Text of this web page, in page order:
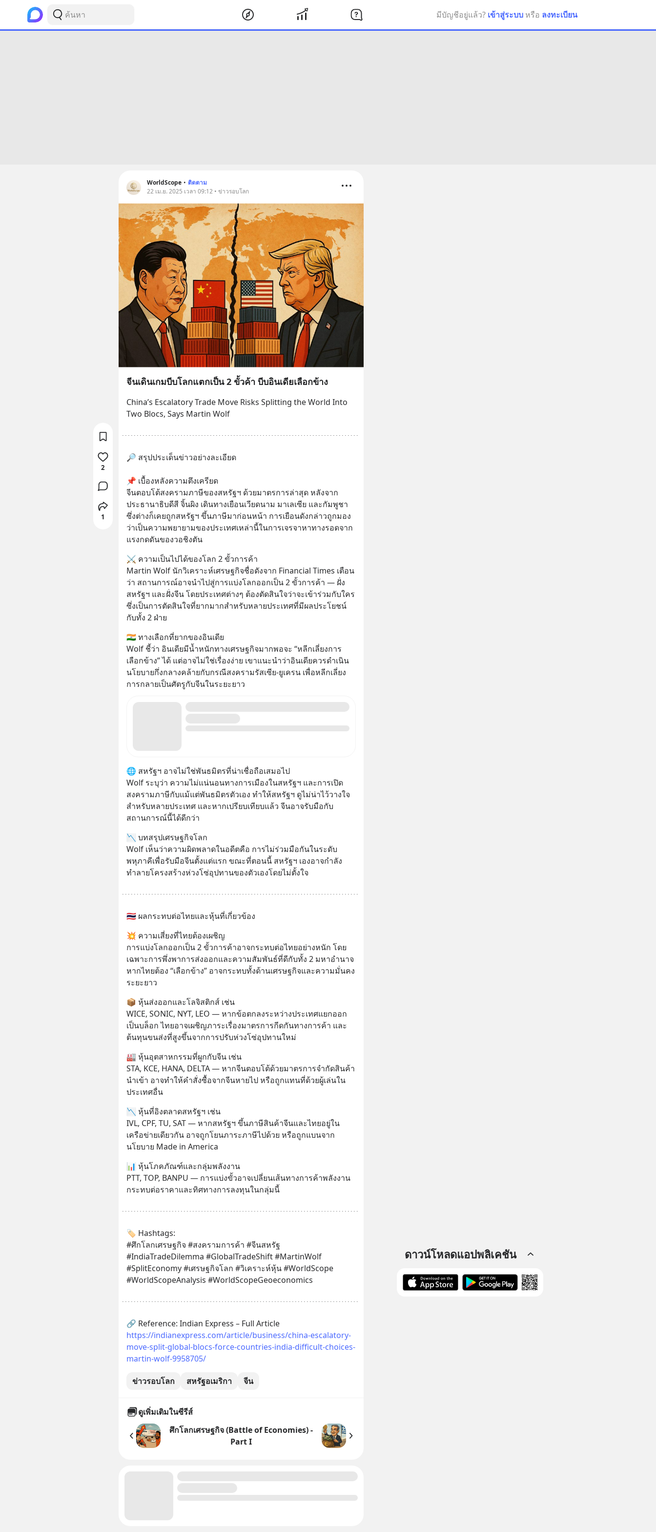
มีบัญชีอยู่แล้ว? เข้าสู่ระบบ หรือ ลงทะเบียน
WorldScope • ติดตาม
22 เม.ย. 2025 เวลา 09:12 • ข่าวรอบโลก
จีนเดินเกมบีบโลกแตกเป็น 2 ขั้วค้า บีบอินเดียเลือกข้าง
China’s Escalatory Trade Move Risks Splitting the World Into
Two Blocs, Says Martin Wolf
🔎 สรุปประเด็นข่าวอย่างละเอียด
📌 เบื้องหลังความตึงเครียด
จีนตอบโต้สงครามภาษีของสหรัฐฯ ด้วยมาตรการล่าสุด หลังจาก
ประธานาธิบดีสี จิ้นผิง เดินทางเยือนเวียดนาม มาเลเซีย และกัมพูชา
ซึ่งต่างก็เคยถูกสหรัฐฯ ขึ้นภาษีมาก่อนหน้า การเยือนดังกล่าวถูกมอง
ว่าเป็นความพยายามของประเทศเหล่านี้ในการเจรจาหาทางรอดจาก
แรงกดดันของวอชิงตัน
⚔️ ความเป็นไปได้ของโลก 2 ขั้วการค้า
Martin Wolf นักวิเคราะห์เศรษฐกิจชื่อดังจาก Financial Times เตือน
ว่า สถานการณ์อาจนำไปสู่การแบ่งโลกออกเป็น 2 ขั้วการค้า — ฝั่ง
สหรัฐฯ และฝั่งจีน โดยประเทศต่างๆ ต้องตัดสินใจว่าจะเข้าร่วมกับใคร
ซึ่งเป็นการตัดสินใจที่ยากมากสำหรับหลายประเทศที่มีผลประโยชน์
กับทั้ง 2 ฝ่าย
🇮🇳 ทางเลือกที่ยากของอินเดีย
Wolf ชี้ว่า อินเดียมีน้ำหนักทางเศรษฐกิจมากพอจะ “หลีกเลี่ยงการ
เลือกข้าง” ได้ แต่อาจไม่ใช่เรื่องง่าย เขาแนะนำว่าอินเดียควรดำเนิน
นโยบายกึ่งกลางคล้ายกับกรณีสงครามรัสเซีย-ยูเครน เพื่อหลีกเลี่ยง
การกลายเป็นศัตรูกับจีนในระยะยาว
🌐 สหรัฐฯ อาจไม่ใช่พันธมิตรที่น่าเชื่อถือเสมอไป
Wolf ระบุว่า ความไม่แน่นอนทางการเมืองในสหรัฐฯ และการเปิด
สงครามภาษีกับแม้แต่พันธมิตรตัวเอง ทำให้สหรัฐฯ ดูไม่น่าไว้วางใจ
สำหรับหลายประเทศ และหากเปรียบเทียบแล้ว จีนอาจรับมือกับ
สถานการณ์นี้ได้ดีกว่า
📉 บทสรุปเศรษฐกิจโลก
Wolf เห็นว่าความผิดพลาดในอดีตคือ การไม่ร่วมมือกันในระดับ
พหุภาคีเพื่อรับมือจีนตั้งแต่แรก ขณะที่ตอนนี้ สหรัฐฯ เองอาจกำลัง
ทำลายโครงสร้างห่วงโซ่อุปทานของตัวเองโดยไม่ตั้งใจ
🇹🇭 ผลกระทบต่อไทยและหุ้นที่เกี่ยวข้อง
💥 ความเสี่ยงที่ไทยต้องเผชิญ
การแบ่งโลกออกเป็น 2 ขั้วการค้าอาจกระทบต่อไทยอย่างหนัก โดย
เฉพาะการพึ่งพาการส่งออกและความสัมพันธ์ที่ดีกับทั้ง 2 มหาอำนาจ
หากไทยต้อง “เลือกข้าง” อาจกระทบทั้งด้านเศรษฐกิจและความมั่นคง
ระยะยาว
📦 หุ้นส่งออกและโลจิสติกส์ เช่น
WICE, SONIC, NYT, LEO — หากข้อตกลงระหว่างประเทศแยกออก
เป็นบล็อก ไทยอาจเผชิญภาระเรื่องมาตรการกีดกันทางการค้า และ
ต้นทุนขนส่งที่สูงขึ้นจากการปรับห่วงโซ่อุปทานใหม่
🏭 หุ้นอุตสาหกรรมที่ผูกกับจีน เช่น
STA, KCE, HANA, DELTA — หากจีนตอบโต้ด้วยมาตรการจำกัดสินค้า
นำเข้า อาจทำให้คำสั่งซื้อจากจีนหายไป หรือถูกแทนที่ด้วยผู้เล่นใน
ประเทศอื่น
📉 หุ้นที่อิงตลาดสหรัฐฯ เช่น
IVL, CPF, TU, SAT — หากสหรัฐฯ ขึ้นภาษีสินค้าจีนและไทยอยู่ใน
เครือข่ายเดียวกัน อาจถูกโยนภาระภาษีไปด้วย หรือถูกแบนจาก
นโยบาย Made in America
📊 หุ้นโภคภัณฑ์และกลุ่มพลังงาน
PTT, TOP, BANPU — การแบ่งขั้วอาจเปลี่ยนเส้นทางการค้าพลังงาน
กระทบต่อราคาและทิศทางการลงทุนในกลุ่มนี้
🏷️ Hashtags:
#ศึกโลกเศรษฐกิจ #สงครามการค้า #จีนสหรัฐ
#IndiaTradeDilemma #GlobalTradeShift #MartinWolf
#SplitEconomy #เศรษฐกิจโลก #วิเคราะห์หุ้น #WorldScope
#WorldScopeAnalysis #WorldScopeGeoeconomics
🔗 Reference: Indian Express – Full Article
https://indianexpress.com/article/business/china-escalatory-
move-split-global-blocs-force-countries-india-difficult-choices-
martin-wolf-9958705/
ข่าวรอบโลก สหรัฐอเมริกา จีน
ดูเพิ่มเติมในซีรีส์
ศึกโลกเศรษฐกิจ (Battle of Economies) -
Part I
2
1
ดาวน์โหลดแอปพลิเคชัน